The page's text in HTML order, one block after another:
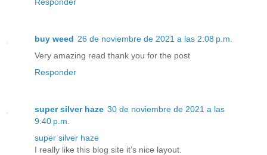
buy weed 26 de noviembre de 2021 a las 2:08 p.m.
Very amazing read thank you for the post
Responder
super silver haze 30 de noviembre de 2021 a las
9:40 p.m.
super silver haze
I really like this blog site it’s nice layout.